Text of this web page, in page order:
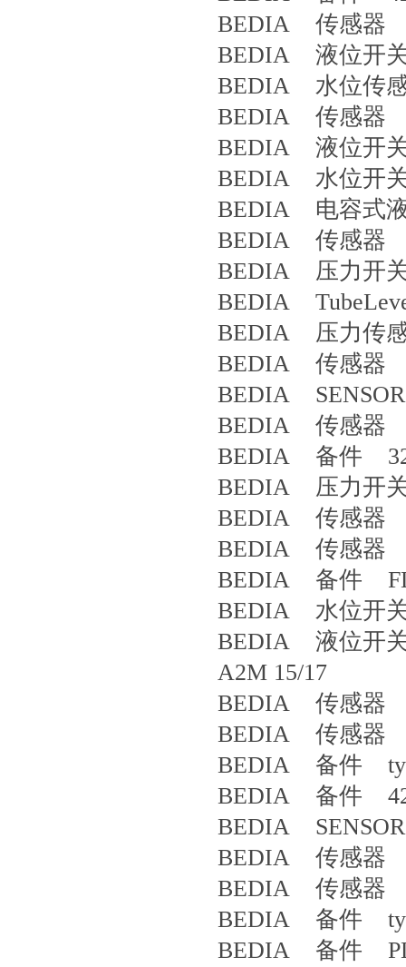
BEDIA 传感器
BEDIA 液位开
BEDIA 水位传感
BEDIA 传感器
BEDIA 液位开
BEDIA 水位开
BEDIA 电容式
BEDIA 传感器
BEDIA 压力开
BEDIA
BEDIA 压力传
BEDIA 传感器
BEDIA
BEDIA 传感器
BEDIA 备件
BEDIA 压力开
BEDIA 传感器
BEDIA 传感器
BEDIA 备件
BEDIA 水位开
BEDIA 液位开关
A2M 15/17
BEDIA 传感器
BEDIA 传感器
BEDIA 备件
BEDIA 备件
BEDIA
BEDIA 传感器
BEDIA 传感器
BEDIA 备件
BEDIA 备件